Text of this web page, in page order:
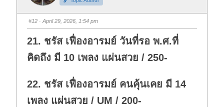
m
b
d
o
.
m
b
u
p
#12 · April 29, 2026, 1:54 pm
21. ชรัส เฟื่องอารมย์ วันที่รอ พ.ศ.ที่
คิดถึง มี 10 เพลง แผ่นสวย / 250-
22. ชรัส เฟื่องอารมย์ คนคุ้นเคย มี 14
เพลง แผ่นสวย / UM / 200-